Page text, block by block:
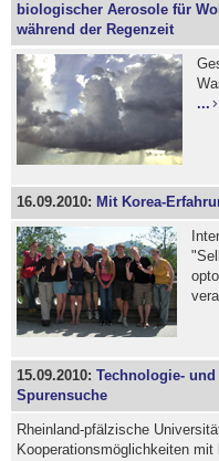
biologischer Aerosole für
während der Regenzeit
...
16.09.2010: Mit Korea-
15.09.2010:Technologie-
Spurensuche
Rheinland-pfälzische
Kooperationsmöglichkeiten